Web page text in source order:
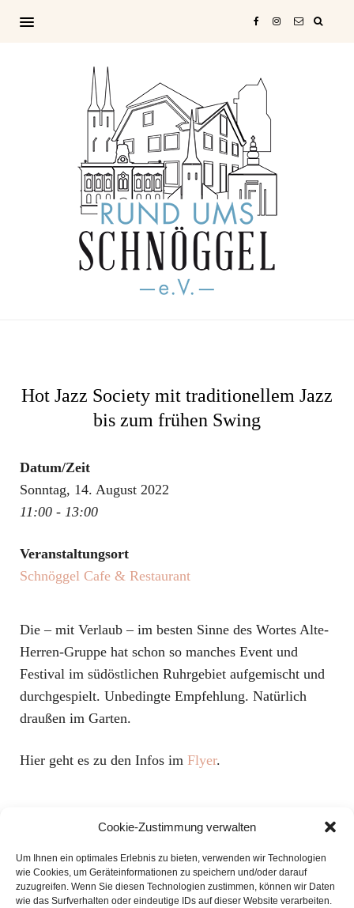
Cookie-Zustimmung verwalten
Um Ihnen ein optimales Erlebnis zu bieten, verwenden wir Technologien
wie Cookies, um Geräteinformationen zu speichern und/oder darauf
zuzugreifen. Wenn Sie diesen Technologien zustimmen, können wir Daten
wie das Surfverhalten oder eindeutige IDs auf dieser Website verarbeiten.
Hot Jazz Society mit traditionellem Jazz
bis zum frühen Swing
Datum/Zeit
Sonntag, 14. August 2022
11:00 - 13:00
Veranstaltungsort
Schnöggel Cafe & Restaurant
Die – mit Verlaub – im besten Sinne des Wortes Alte-
Herren-Gruppe hat schon so manches Event und
Festival im südöstlichen Ruhrgebiet aufgemischt und
durchgespielt. Unbedingte Empfehlung. Natürlich
draußen im Garten.
Hier geht es zu den Infos im Flyer.